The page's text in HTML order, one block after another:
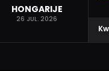
HONGARIJE
26 JUL. 2026